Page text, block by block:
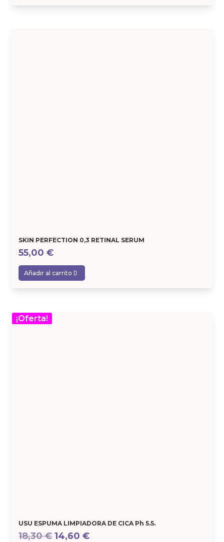
SKIN PERFECTION 0,3 RETINAL SERUM
55,00€
Añadir al carrito
¡Oferta!
USU ESPUMA LIMPIADORA DE CICA Ph 5.5.
18,30€ El
14,60€El